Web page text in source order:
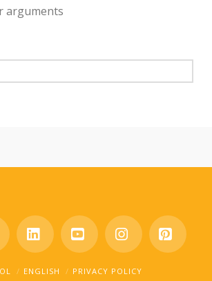
arguments
LinkedInYouTubeInstagram
ENGLISH PRIVACY POLICY